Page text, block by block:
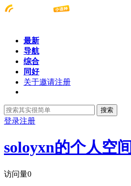
最新
导航
综合
同好
关于邀请注册
搜索
登录注册
soloyxn的个人空间
访问量0